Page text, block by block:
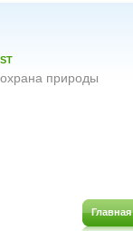
природы
Главная